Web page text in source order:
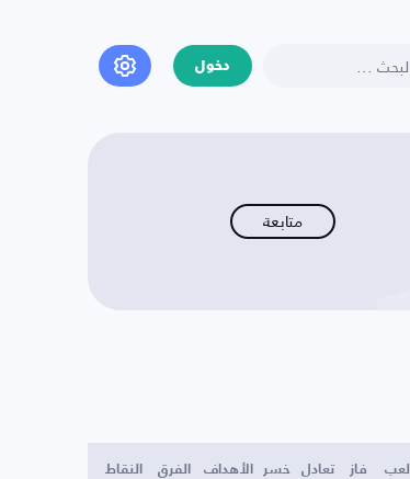
دخول
متابعة
لعب فاز تعادل خسر الأهداف الفرق النقاط